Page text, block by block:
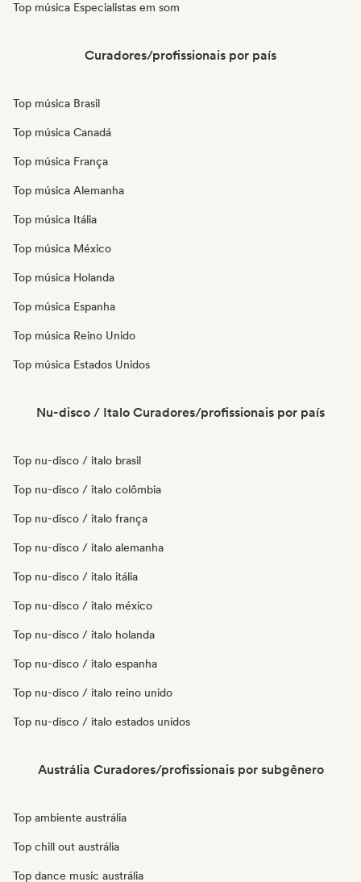
Top música Especialistas em som
Curadores/profissionais por país
Top música Brasil
Top música Canadá
Top música França
Top música Alemanha
Top música Itália
Top música México
Top música Holanda
Top música Espanha
Top música Reino Unido
Top música Estados Unidos
Nu-disco / Italo Curadores/profissionais por país
Top nu-disco / italo brasil
Top nu-disco / italo colômbia
Top nu-disco / italo frança
Top nu-disco / italo alemanha
Top nu-disco / italo itália
Top nu-disco / italo méxico
Top nu-disco / italo holanda
Top nu-disco / italo espanha
Top nu-disco / italo reino unido
Top nu-disco / italo estados unidos
Austrália Curadores/profissionais por subgênero
Top ambiente austrália
Top chill out austrália
Top dance music austrália